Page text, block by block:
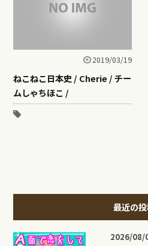
2019/03/19
ねこねこ日本史 / Cherie / チー
ムしゃちほこ /
最近の
2026/08/